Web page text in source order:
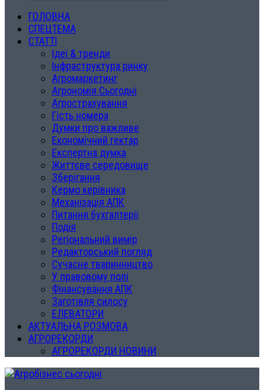
ГОЛОВНА
СПЕЦТЕМА
СТАТТІ
Ідеї & тренди
Інфраструктура ринку
Агромаркетинг
Агрономія Сьогодні
Агрострахування
Гість номера
Думки про важливе
Економічний гектар
Експертна думка
Життєве середовище
Зберігання
Кермо керівника
Механізація АПК
Питання бухгалтерії
Подія
Регіональний вимір
Редакторський погляд
Сучасне тваринництво
У правовому полі
Фінансування АПК
Заготівля силосу
ЕЛЕВАТОРИ
АКТУАЛЬНА РОЗМОВА
АГРОРЕКОРДИ
АГРОРЕКОРДИ НОВИНИ